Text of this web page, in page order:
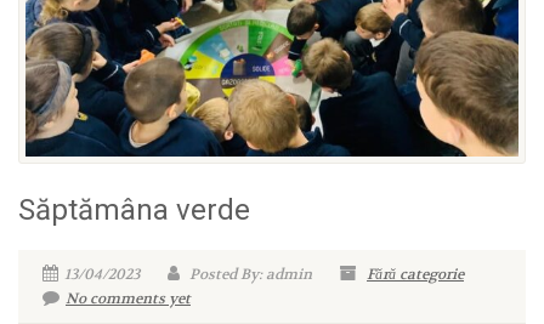
Săptămâna verde
13/04/2023 Posted By: admin
Fără categorie
No comments yet